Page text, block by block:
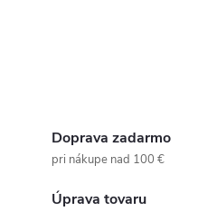
Doprava zadarmo
pri nákupe nad 100 €
Úprava tovaru